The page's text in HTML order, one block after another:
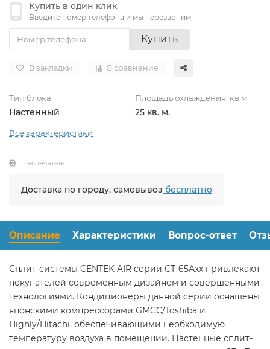
Купить в один клик
Введите номер телефона и мы перезвоним
Купить
В закладки В сравнение
Тип блока
Настенный
Площадь охлаждения, кв.м
25 кв. м.
Все характеристики
Распечатать
Доставка по городу, самовывоз бесплатно
Описание Характеристики Вопрос-ответ
Сплит-системы CENTEK AIR серии СТ-65Ахх привлекают
покупателей современным дизайном и совершенными
технологиями. Кондиционеры данной серии оснащены
японскими компрессорами GMCC/Toshiba и
Highly/Hitachi, обеспечивающими необходимую
температуру воздуха в помещении. Настенные сплит-